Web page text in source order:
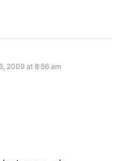
2009 at 8:56 am